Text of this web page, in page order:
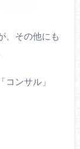
、その他にも
ンサル」